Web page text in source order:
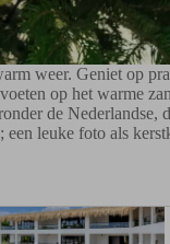
weer. Geniet op
op het warme
de Nederlandse,
leuke foto als